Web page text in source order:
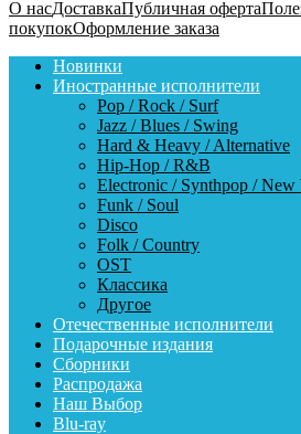
О насДоставкаПубличная оферта
покупокОформление заказа
Новинки
Иностранные исполнители
Pop / Rock / Surf
Jazz / Blues / Swing
Hard & Heavy / Alternative
Hip-Hop / R&B
Electronic / Synthpop / New
Funk / Soul
Disco
Folk / Country
OST
Классика
Другое
Отечественные исполнители
Подарочные издания
Сборники
Распродажа
Наш Выбор
Blu-ray